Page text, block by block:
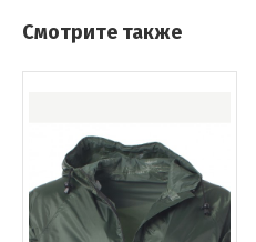
Смотрите также